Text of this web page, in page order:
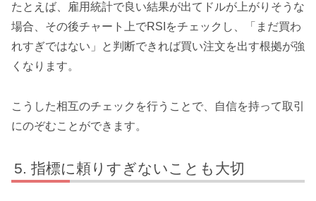
たとえば、雇用統計で良い結果が出てドルが上がりそうな
場合、その後チャート上でRSIをチェックし、「まだ買わ
れすぎではない」と判断できれば買い注文を出す根拠が強
くなります。
こうした相互のチェックを行うことで、自信を持って取引
にのぞむことができます。
指標に頼りすぎないことも大切